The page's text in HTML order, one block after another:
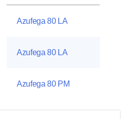
Azufega 80 LA
Azufega 80 LA
Azufega 80 PM